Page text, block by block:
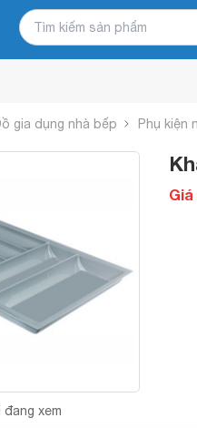
gia dụng nhà bếp Phụ kiện
xem